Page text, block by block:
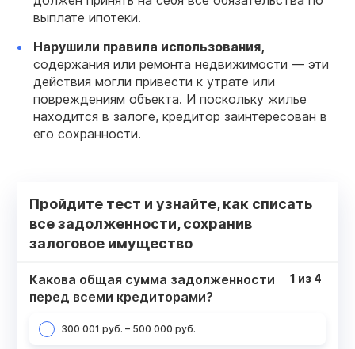
выплате ипотеки.
Нарушили правила использования,
содержания или ремонта недвижимости — эти
действия могли привести к утрате или
повреждениям объекта. И поскольку жилье
находится в залоге, кредитор заинтересован в
его сохранности.
Пройдите тест и узнайте, как списать
все задолженности, сохранив
залоговое имущество
Какова общая сумма задолженности
перед всеми кредиторами?
300 001 руб. – 500 000 руб.
1 из 4